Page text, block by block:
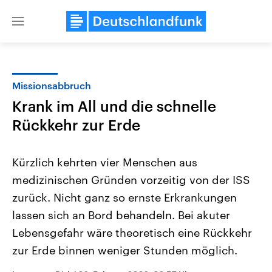
Close
Landtagswahl Sachsen-Anhalt
2026
Alle Informationen
Sachsen-Anhalt wählt am 6.
September 2026 einen neuen
Bundesland von einer Koalition aus
USA
Aktuelle Beiträge,
Hintergründe
gehören die Vereinigten
mit großem Einfluss auf
Missionsabbruch
Krank im All und die schnelle
Rückkehr zur Erde
Kürzlich kehrten vier Menschen aus
medizinischen Gründen vorzeitig von der ISS
zurück. Nicht ganz so ernste Erkrankungen
lassen sich an Bord behandeln. Bei akuter
Lebensgefahr wäre theoretisch eine Rückkehr
zur Erde binnen weniger Stunden möglich.